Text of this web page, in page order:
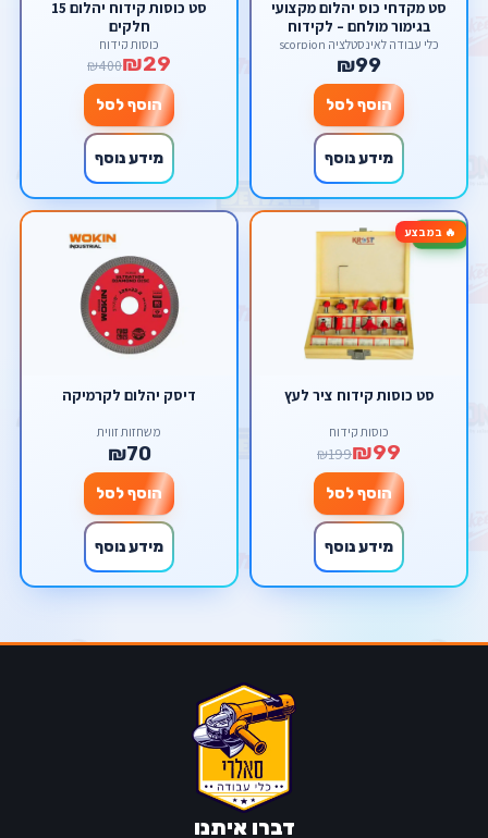
סט מקדחי כוס יהלום מקצועי
בגימור מולחם – לקידוח
בקרמיקה, גרניט, שיש ואבן
מבית סקורפיון
כלי עבודה לאינסטלציה scorpion
₪99
הוסף לסל
מידע נוסף
סט כוסות קידוח יהלום 15
חלקים
כוסות קידוח
₪29
₪400
הוסף לסל
מידע נוסף
🔥 במבצע-50%
סט כוסות קידוח ציר לעץ
כוסות קידוח
₪99
₪199
הוסף לסל
מידע נוסף
דיסק יהלום לקרמיקה
משחזות זווית
₪70
הוסף לסל
מידע נוסף
דברו איתנו